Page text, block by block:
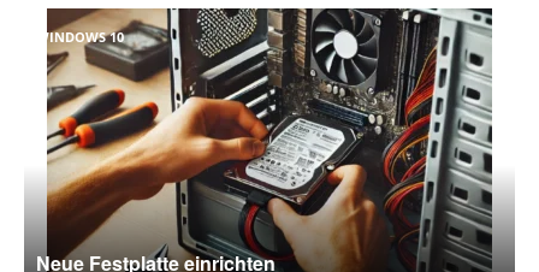
WINDOWS 10
Neue Festplatte einrichten